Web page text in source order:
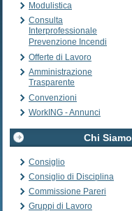
Modulistica
Consulta
Interprofessionale
Prevenzione Incendi
Offerte di Lavoro
Amministrazione
Trasparente
Convenzioni
WorkING - Annunci
Chi Siamo
Consiglio
Consiglio di Disciplina
Commissione Pareri
Gruppi di Lavoro